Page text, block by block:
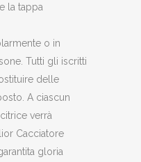
la tappa
o in
Tutti gli iscritti
delle
A ciascun
verrà
Cacciatore
gloria